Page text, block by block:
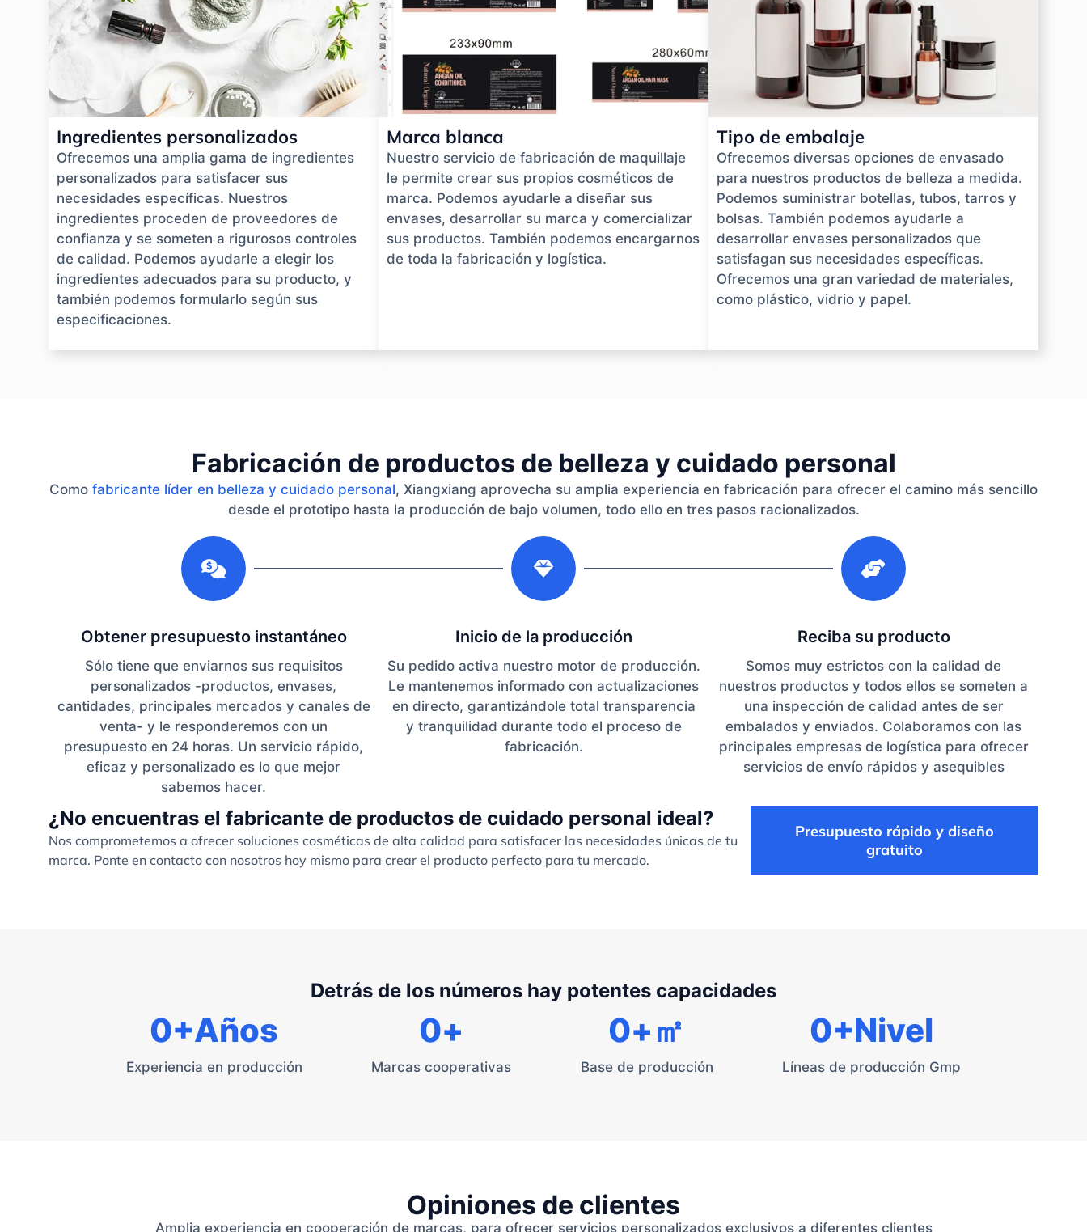
Ingredientes personalizados
Ofrecemos una amplia gama de ingredientes
personalizados para satisfacer sus
necesidades específicas. Nuestros
ingredientes proceden de proveedores de
confianza y se someten a rigurosos controles
de calidad. Podemos ayudarle a elegir los
ingredientes adecuados para su producto, y
también podemos formularlo según sus
especificaciones.
Marca blanca
Nuestro servicio de fabricación de maquillaje
le permite crear sus propios cosméticos de
marca. Podemos ayudarle a diseñar sus
envases, desarrollar su marca y comercializar
sus productos. También podemos encargarnos
de toda la fabricación y logística.
Tipo de embalaje
Ofrecemos diversas opciones de envasado
para nuestros productos de belleza a medida.
Podemos suministrar botellas, tubos, tarros y
bolsas. También podemos ayudarle a
desarrollar envases personalizados que
satisfagan sus necesidades específicas.
Ofrecemos una gran variedad de materiales,
como plástico, vidrio y papel.
Fabricación de productos de belleza y cuidado personal
Como fabricante líder en belleza y cuidado personal, Xiangxiang aprovecha su amplia experiencia en fabricación para ofrecer el camino más sencillo
desde el prototipo hasta la producción de bajo volumen, todo ello en tres pasos racionalizados.
Obtener presupuesto instantáneo
Sólo tiene que enviarnos sus requisitos
personalizados -productos, envases,
cantidades, principales mercados y canales de
venta- y le responderemos con un
presupuesto en 24 horas. Un servicio rápido,
eficaz y personalizado es lo que mejor
sabemos hacer.
Inicio de la producción
Su pedido activa nuestro motor de producción.
Le mantenemos informado con actualizaciones
en directo, garantizándole total transparencia
y tranquilidad durante todo el proceso de
fabricación.
Reciba su producto
Somos muy estrictos con la calidad de
nuestros productos y todos ellos se someten a
una inspección de calidad antes de ser
embalados y enviados. Colaboramos con las
principales empresas de logística para ofrecer
servicios de envío rápidos y asequibles
¿No encuentras el fabricante de productos de cuidado personal ideal?
Nos comprometemos a ofrecer soluciones cosméticas de alta calidad para satisfacer las necesidades únicas de tu
marca. Ponte en contacto con nosotros hoy mismo para crear el producto perfecto para tu mercado.
Presupuesto rápido y diseño
gratuito
Detrás de los números hay potentes capacidades
Experiencia en producción
0+Años
Marcas cooperativas
0+
Base de producción
0+㎡
Líneas de producción Gmp
0+Nivel
Opiniones de clientes
Amplia experiencia en cooperación de marcas, para ofrecer servicios personalizados exclusivos a diferentes clientes